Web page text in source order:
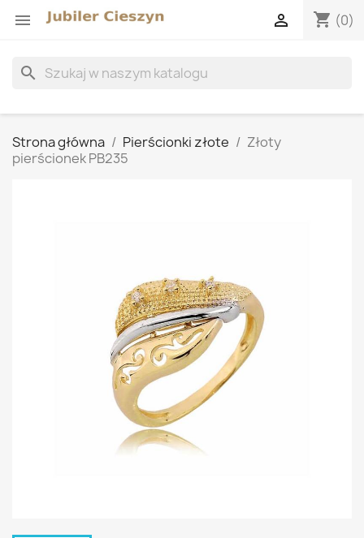
 shopping_cart (0)

search
Strona główna Pierścionki złote
Złoty
pierścionek PB235